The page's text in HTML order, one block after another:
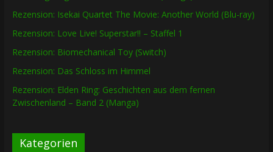
Rezension: Isekai Quartet The Movie: Another World (Blu-ray)
Rezension: Love Live! Superstar!! – Staffel 1
Rezension: Biomechanical Toy (Switch)
Rezension: Das Schloss im Himmel
Rezension: Elden Ring: Geschichten aus dem fernen
Zwischenland – Band 2 (Manga)
Kategorien